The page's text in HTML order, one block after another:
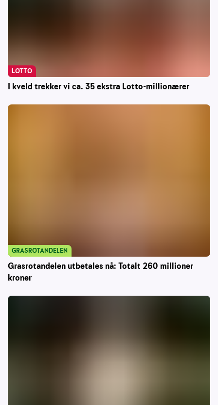
I kveld trekker vi ca. 35 ekstra Lotto-millionærer
LOTTO
Grasrotandelen utbetales nå: Totalt 260 millioner
kroner
GRASROTANDELEN